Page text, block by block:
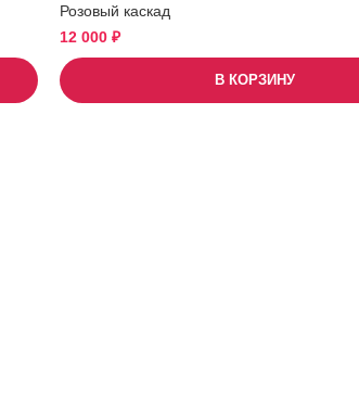
Розовый каскад
12 000 ₽
В КОРЗИНУ